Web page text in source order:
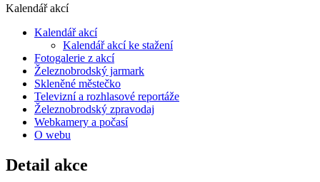
Kalendář akcí
Kalendář akcí
Kalendář akcí ke stažení
Fotogalerie z akcí
Železnobrodský jarmark
Skleněné městečko
Televizní a rozhlasové reportáže
Železnobrodský zpravodaj
Webkamery a počasí
O webu
Detail akce